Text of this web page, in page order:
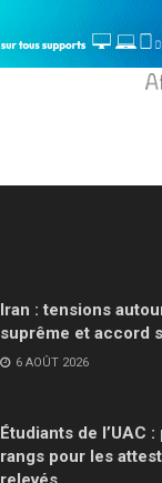
Iran : tensions
suprême et accord
6 AOÛT 2026
Étudiants de l’UAC :
rangs pour les